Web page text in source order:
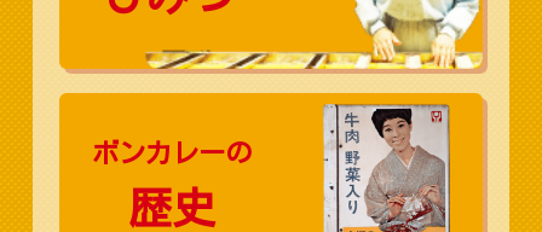
ボンカレーの
歴史